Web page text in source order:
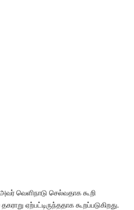
வெளிநாடு செல்வதாக கூறி
ஏற்பட்டிருந்ததாக கூறப்படுகிறது.